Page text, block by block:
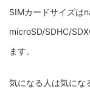
SIMカードサイズは
microSD/SDHC/
ます。
気になる人は気に